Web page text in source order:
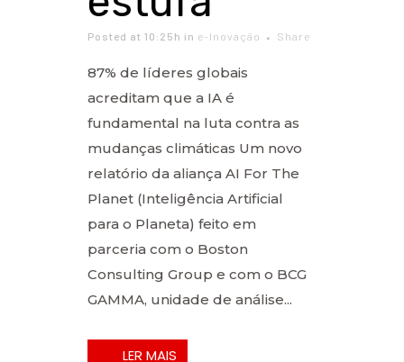
Posted at 10:25h in e-Inovação Share
87% de líderes globais
acreditam que a IA é
fundamental na luta contra as
mudanças climáticas Um novo
relatório da aliança AI For The
Planet (Inteligência Artificial
para o Planeta) feito em
parceria com o Boston
Consulting Group e com o BCG
GAMMA, unidade de análise...